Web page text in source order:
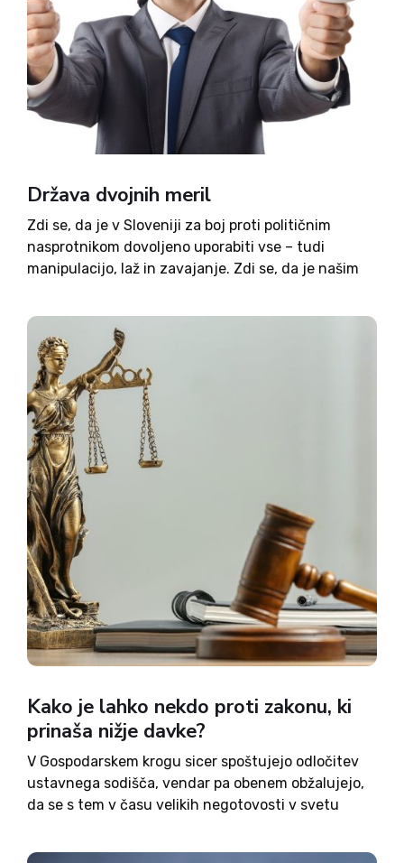
Država dvojnih meril
Zdi se, da je v Sloveniji za boj proti političnim
nasprotnikom dovoljeno uporabiti vse – tudi
manipulacijo, laž in zavajanje. Zdi se, da je našim
naši, je to sprejemljivo, sicer ne. Eni...
Kako je lahko nekdo proti zakonu, ki
prinaša nižje davke?
V Gospodarskem krogu sicer spoštujejo odločitev
ustavnega sodišča, vendar pa obenem obžalujejo,
da se s tem v času velikih negotovosti v svetu
konkurenčnost slovenskega gospodarstva in našo